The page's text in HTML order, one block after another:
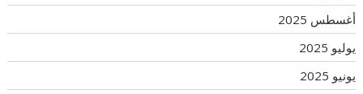
أغسطس 2025
يوليو 2025
يونيو 2025